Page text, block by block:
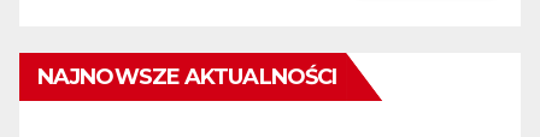
NAJNOWSZE AKTUALNOŚCI